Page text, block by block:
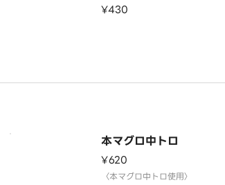
¥430
本マグロ中トロ
¥620
〈本マグロ中トロ使用〉